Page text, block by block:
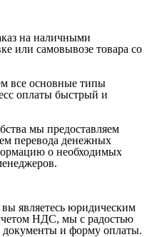
на наличными
или самовывозе товара со
все основные типы
оплаты быстрый и
мы предоставляем
перевода денежных
о необходимых
являетесь юридическим
НДС, мы с радостью
документы и форму оплаты.